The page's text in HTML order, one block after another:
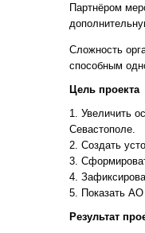
Партнёром
Сложность
способным
Цель проекта
1. Увеличить
Севастополе.
2. Создать
3.
4.
5. Показать
Результат